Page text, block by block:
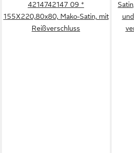
4214742147 09 *
155X220,80x80, Mako-Satin, mit
Reißverschluss